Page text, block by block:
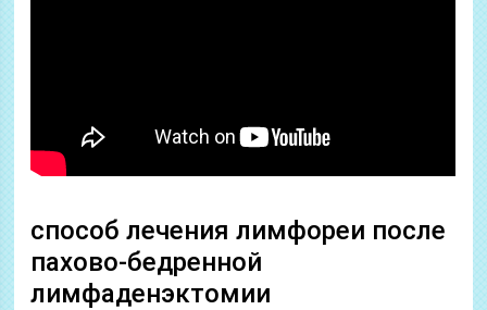
способ лечения лимфореи после
пахово-бедренной
лимфаденэктомии